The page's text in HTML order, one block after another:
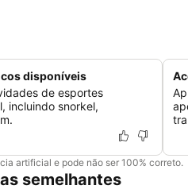
disponíveis
de esportes
incluindo snorkel,
artificial e pode não ser 100% correto.
semelhantes